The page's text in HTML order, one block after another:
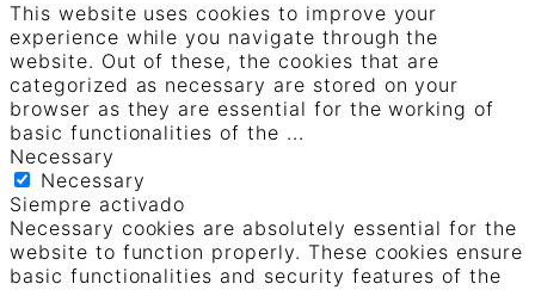
This website uses cookies to improve your
experience while you navigate through the
website. Out of these, the cookies that are
categorized as necessary are stored on your
browser as they are essential for the working of
basic functionalities of the ...
Necessary
Necessary
Siempre activado
Necessary cookies are absolutely essential for the
website to function properly. These cookies ensure
basic functionalities and security features of the